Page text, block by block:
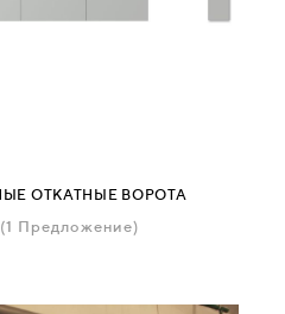
ОТКАТНЫЕ ВОРОТА
(1 Предложение)